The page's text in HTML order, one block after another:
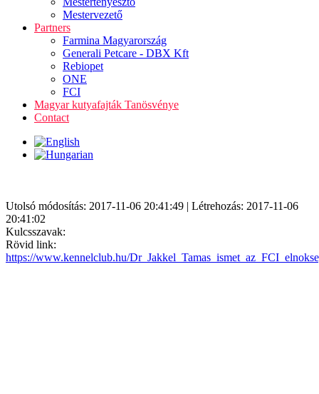
Mestervezető
Partners
Farmina Magyarország
Generali Petcare - DBX Kft
Rebiopet
ONE
FCI
Magyar kutyafajták Tanösvénye
Contact
Utolsó módosítás: 2017-11-06 20:41:49 | Létrehozás: 2017-11-06
20:41:02
Kulcsszavak:
Rövid link:
https://www.kennelclub.hu/